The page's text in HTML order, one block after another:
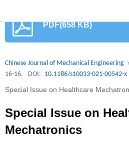
服
刊
分
PDF(658 KB)
Chinese Journal of Mechanical Engineering
16-16.
DOI: 10.1186/s10033-021-00542-x
Special Issue on Healthcare
Special Issue on
Mechatronics